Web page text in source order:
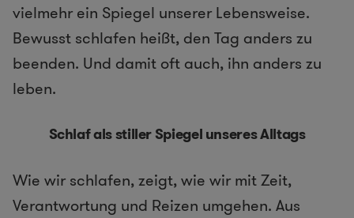
vielmehr ein Spiegel unserer Lebensweise.
Bewusst schlafen heißt, den Tag anders zu
beenden. Und damit oft auch, ihn anders zu
leben.
Schlaf als stiller Spiegel unseres Alltags
Wie wir schlafen, zeigt, wie wir mit Zeit,
Verantwortung und Reizen umgehen. Aus